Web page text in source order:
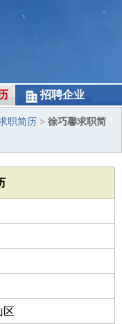
招聘企业
职简历 > 徐巧馨求职简
区